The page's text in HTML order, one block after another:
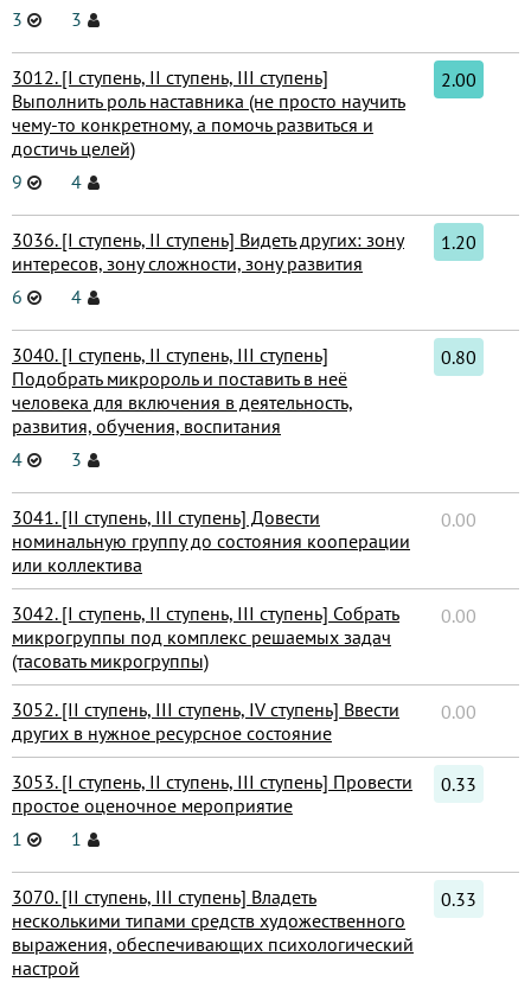
3
3
3012. [I ступень, II ступень, III ступень]
Выполнить роль наставника (не просто научить
чему-то конкретному, а помочь развиться и
достичь целей)
9
4
2.00
3036. [I ступень, II ступень] Видеть других: зону
интересов, зону сложности, зону развития
6
4
1.20
3040. [I ступень, II ступень, III ступень]
Подобрать микророль и поставить в неё
человека для включения в деятельность,
развития, обучения, воспитания
4
3
0.80
3041. [II ступень, III ступень] Довести
номинальную группу до состояния кооперации
или коллектива
0.00
3042. [I ступень, II ступень, III ступень] Собрать
микрогруппы под комплекс решаемых задач
(тасовать микрогруппы)
0.00
3052. [II ступень, III ступень, IV ступень] Ввести
других в нужное ресурсное состояние
0.00
3053. [I ступень, II ступень, III ступень] Провести
простое оценочное мероприятие
1
1
0.33
3070. [II ступень, III ступень] Владеть
несколькими типами средств художественного
выражения, обеспечивающих психологический
настрой
0.33